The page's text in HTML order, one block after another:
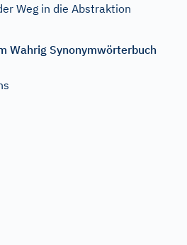
Weg in die Abstraktion
Wahrig Synonymwörterbuch